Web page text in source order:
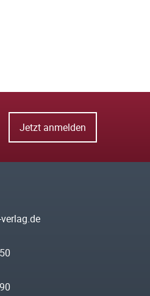
Jetzt anmelden